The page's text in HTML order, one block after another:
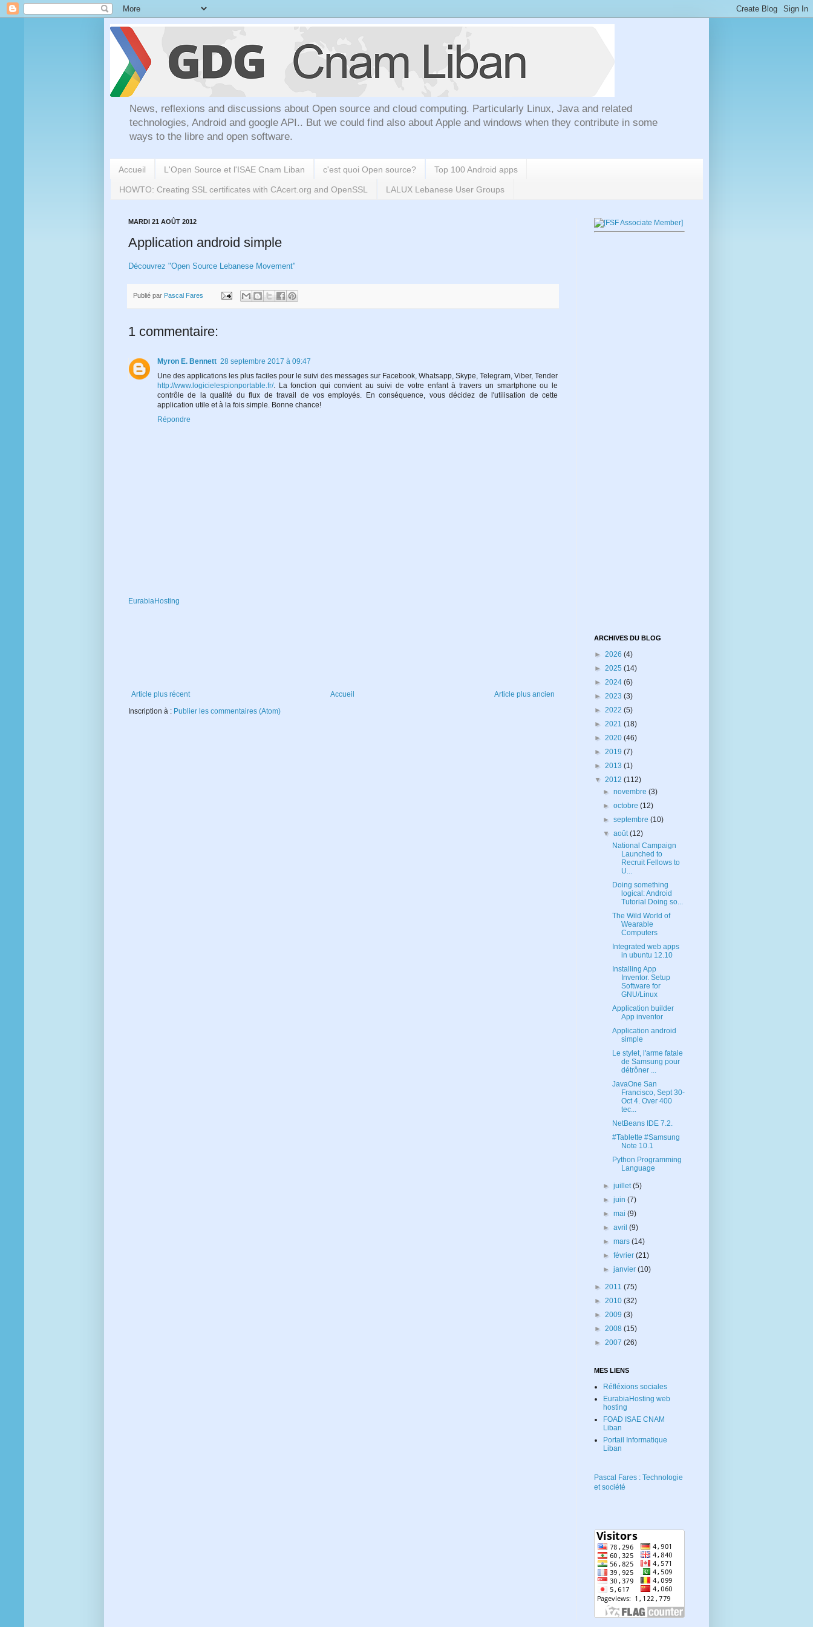
News, reflexions and discussions about Open source and cloud computing. Particularly Linux, Java and related
technologies, Android and google API.. But we could find also about Apple and windows when they contribute in some
ways to the libre and open software.
Accueil L'Open Source et l'ISAE Cnam Liban c'est quoi Open source? Top 100 Android apps
HOWTO: Creating SSL certificates with CAcert.org and OpenSSL LALUX Lebanese User Groups
MARDI 21 AOÛT 2012
Application android simple
Découvrez "Open Source Lebanese Movement"
Publié par Pascal Fares
1 commentaire:
Myron E. Bennett 28 septembre 2017 à 09:47
Une des applications les plus faciles pour le suivi des messages sur Facebook, Whatsapp, Skype, Telegram, Viber, Tender
http://www.logicielespionportable.fr/. La fonction qui convient au suivi de votre enfant à travers un smartphone ou le
contrôle de la qualité du flux de travail de vos employés. En conséquence, vous décidez de l'utilisation de cette
application utile et à la fois simple. Bonne chance!
Répondre
EurabiaHosting
Article plus récent Article plus ancien
Accueil
Inscription à : Publier les commentaires (Atom)
ARCHIVES DU BLOG
► 2026 (4)
► 2025 (14)
► 2024 (6)
► 2023 (3)
► 2022 (5)
► 2021 (18)
► 2020 (46)
► 2019 (7)
► 2013 (1)
▼ 2012 (112)
►novembre(3)
►octobre(12)
►septembre(10)
▼août(12)
National Campaign
Launched to
Recruit Fellows to
U...
Doing something
logical: Android
Tutorial Doing so...
The Wild World of
Wearable
Computers
Integrated web apps
in ubuntu 12.10
Installing App
Inventor. Setup
Software for
GNU/Linux
Application builder
App inventor
Application android
simple
Le stylet, l'arme fatale
de Samsung pour
détrôner ...
JavaOne San
Francisco, Sept 30-
Oct 4. Over 400
tec...
NetBeans IDE 7.2.
#Tablette #Samsung
Note 10.1
Python Programming
Language
►juillet(5)
►juin(7)
►mai(9)
►avril(9)
►mars(14)
►février(21)
►janvier(10)
► 2011 (75)
► 2010 (32)
► 2009 (3)
► 2008 (15)
► 2007 (26)
MES LIENS
Réfléxions sociales
EurabiaHosting web
hosting
FOAD ISAE CNAM
Liban
Portail Informatique
Liban
Pascal Fares : Technologie
et société